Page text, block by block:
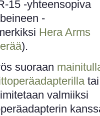
15 -yhteensopiva
-
Hera Arms
).
suoraan
tai
valmiiksi